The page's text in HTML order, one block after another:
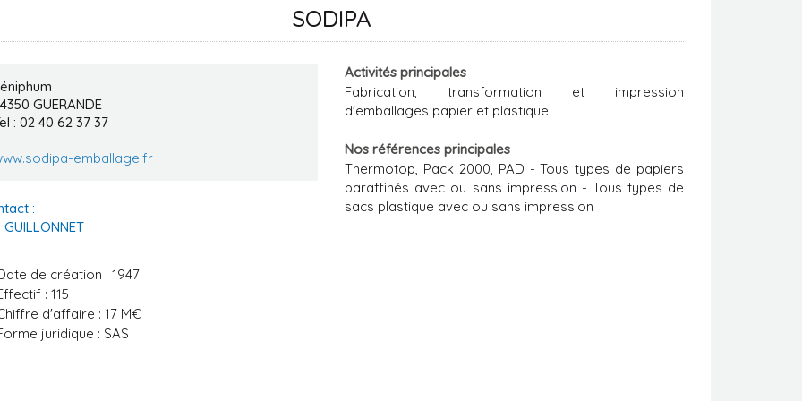
SODIPA
GUERANDE
: 02 40 62 37 37
emballage.fr
:
GUILLONNET
de création : 1947
: 115
d'affaire : 17 M€
juridique : SAS
Activités principales
Fabrication, transformation et impression
d'emballages papier et plastique
Nos références principales
Thermotop, Pack 2000, PAD - Tous types de papiers
paraffinés avec ou sans impression - Tous types de
sacs plastique avec ou sans impression